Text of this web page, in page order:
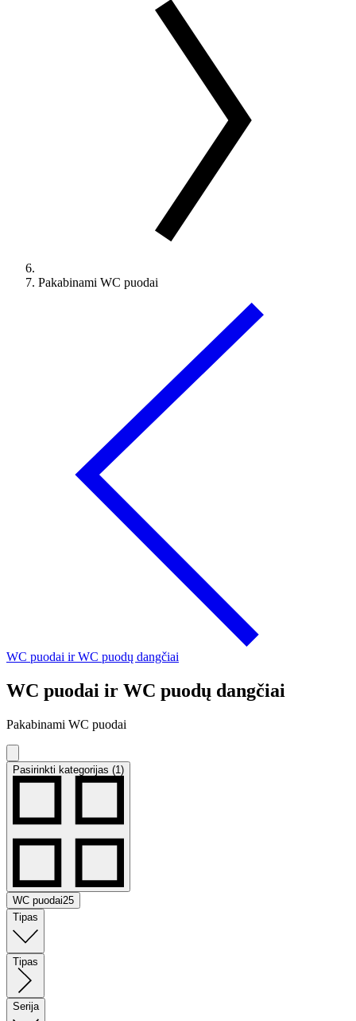
Pakabinami WC puodai
WC puodai ir WC puodų dangčiai
WC puodai ir WC puodų dangčiai
Pakabinami WC puodai
Pasirinkti kategorijas (1)
WC puodai25
Tipas
Tipas
Serija